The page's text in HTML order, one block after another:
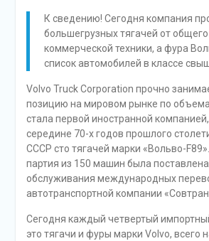
К сведению! Сегодня компания
большегрузных тягачей от
коммерческой техники, а фура
список автомобилей в классе
Volvo Truck Corporation прочно
позицию на мировом рынке по
стала первой иностранной
середине 70-х годов прошлого
СССР сто тягачей марки «Вольво-
партия из 150 машин была
обслуживания международных
автотранспортной компании
Сегодня каждый четвертый
это тягачи и фуры марки Volvo, всего